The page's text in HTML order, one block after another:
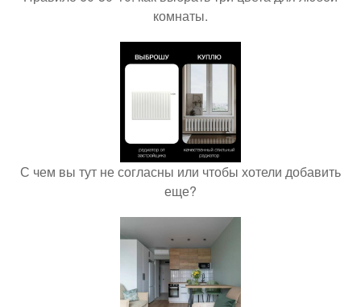
комнаты.
С чем вы тут не согласны или чтобы хотели добавить
еще?